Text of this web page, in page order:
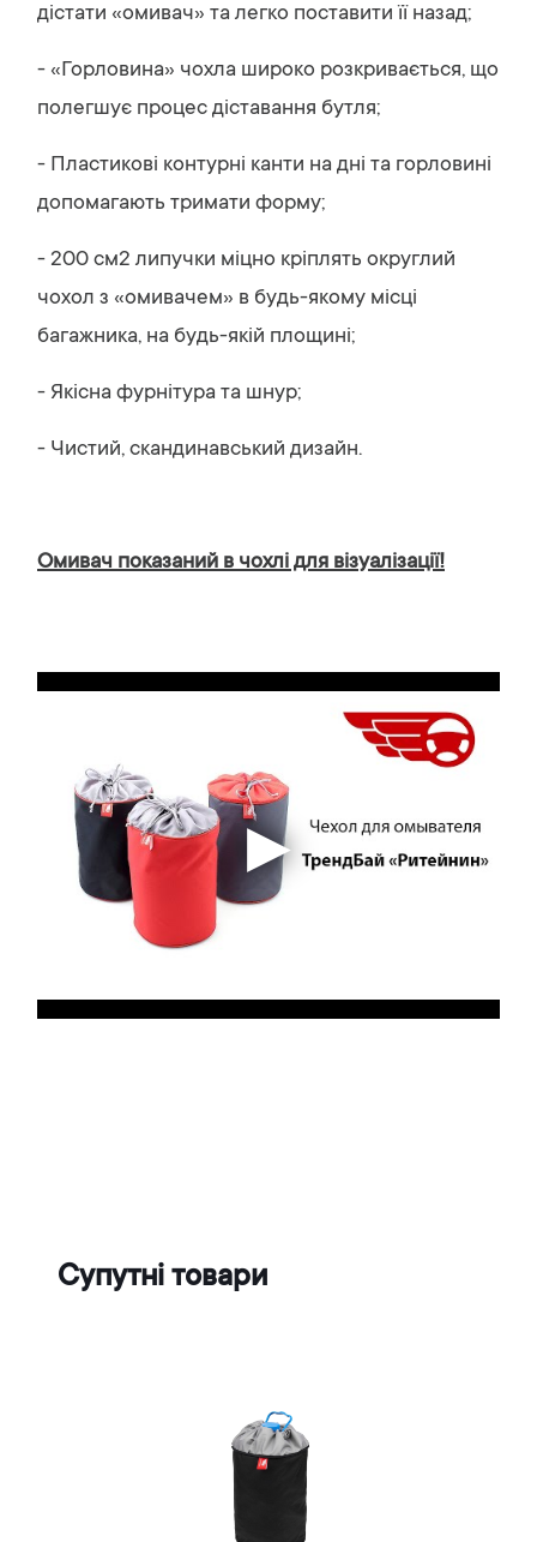
дістати «омивач» та легко поставити її назад;
- «Горловина» чохла широко розкривається, що
полегшує процес діставання бутля;
- Пластикові контурні канти на дні та горловині
допомагають тримати форму;
- 200 см2 липучки міцно кріплять округлий
чохол з «омивачем» в будь-якому місці
багажника, на будь-якій площині;
- Якісна фурнітура та шнур;
- Чистий, скандинавський дизайн.
Омивач показаний в чохлі для візуалізації!
Супутні товари